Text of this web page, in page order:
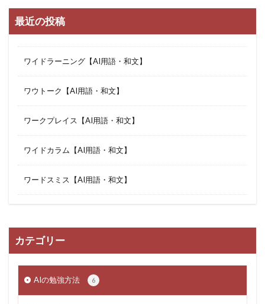
最近の投稿
ワイドラーニング【AI用語・和文】
ワウトーク【AI用語・和文】
ワークプレイス【AI用語・和文】
ワイドカラム【AI用語・和文】
ワードスミス【AI用語・和文】
カテゴリー
AIの勉強方法 6